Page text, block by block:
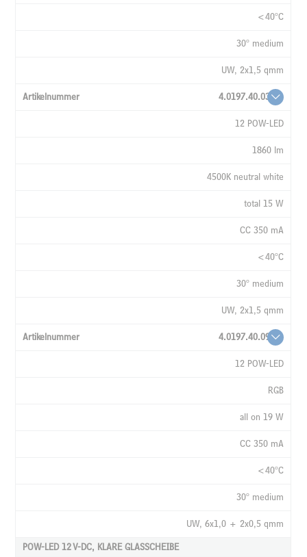
<40°C
30° medium
UW, 2x1,5 qmm
4.0197.40.03
12 POW-LED
1860 lm
4500K neutral white
total 15 W
CC 350 mA
<40°C
30° medium
UW, 2x1,5 qmm
4.0197.40.09
12 POW-LED
RGB
all on 19 W
CC 350 mA
<40°C
30° medium
UW, 6x1,0 + 2x0,5 qmm
POW-LED 12 V-DC, KLARE GLASSCHEIBE